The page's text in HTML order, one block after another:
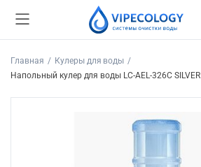
Главная
Кулеры для воды
Напольный кулер для воды LC-AEL-326C SILVER